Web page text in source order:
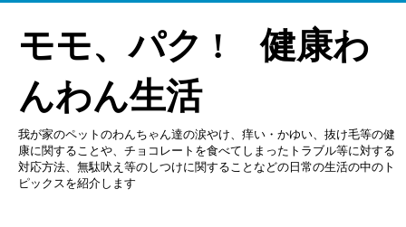
モモ、パク ! 健康わ
んわん生活
我が家のペットのわんちゃん達の涙やけ、痒い・かゆい、抜け毛等の健
康に関することや、チョコレートを食べてしまったトラブル等に対する
対応方法、無駄吠え等のしつけに関することなどの日常の生活の中のト
ピックスを紹介します